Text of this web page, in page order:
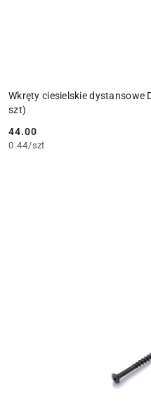
Wkręty ciesielskie dystansowe
szt)
Cena:
44.00
0.44/szt